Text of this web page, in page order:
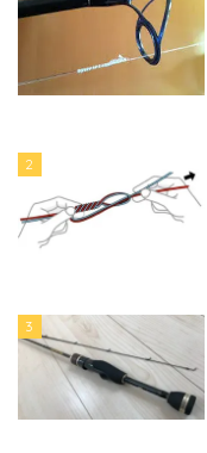
2
3